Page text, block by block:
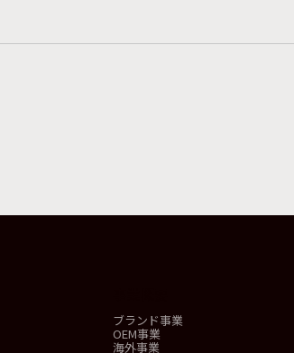
ブランド事業
OEM事業
海外事業